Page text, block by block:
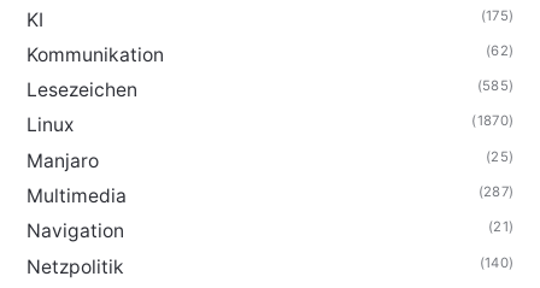
KI (175)
Kommunikation (62)
Lesezeichen (585)
Linux (1870)
Manjaro (25)
Multimedia (287)
Navigation (21)
Netzpolitik (140)